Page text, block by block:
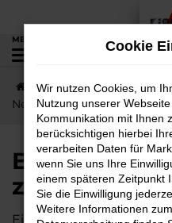
Zum
Hauptinhalt
springen
MENÜ
Startseite Niddatal
Neuwagen – passt zu Ihnen
BAW 212
zu Ihnen
Ein BAW 212 Neuwagen
Cookie
Wir nutzen Cookies, um
Nutzung unserer
Kommunikation mit Ihnen
berücksichtigen hierbei
verarbeiten Daten für
wenn Sie uns Ihre
einem späteren Zeitpunkt
Sie die Einwilligung
Weitere Informationen